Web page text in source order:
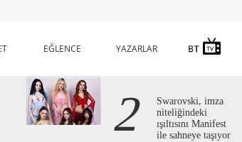
EĞLENCE YAZARLAR
2
Swarovski, imza
niteliğindeki
ışıltısını Manifest
ile sahneye taşıyor